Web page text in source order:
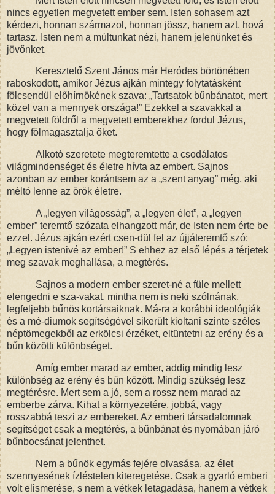
nincs egyetlen megvetett ember sem. Isten sohasem azt
kérdezi, honnan származol, honnan jössz, hanem azt, hová
tartasz. Isten nem a múltunkat nézi, hanem jelenünket és
jövőnket.
Keresztelő Szent János már Heródes börtönében
raboskodott, amikor Jézus ajkán mintegy folytatásként
fölcsendül előhírnökének szava: „Tartsatok bűnbánatot, mert
közel van a mennyek országa!” Ezekkel a szavakkal a
megvetett földről a megvetett emberekhez fordul Jézus,
hogy fölmagasztalja őket.
Alkotó szeretete megteremtette a csodálatos
világmindenséget és életre hívta az embert. Sajnos
azonban az ember korántsem az a „szent anyag” még, aki
méltó lenne az örök életre.
A „legyen világosság”, a „legyen élet”, a „legyen
ember” teremtő szózata elhangzott már, de Isten nem érte be
ezzel. Jézus ajkán ezért csen-dül fel az újjáteremtő szó:
„Legyen istenivé az ember!” S ehhez az első lépés a térjetek
meg szavak meghallása, a megtérés.
Sajnos a modern ember szeret-né a füle mellett
elengedni e sza-vakat, mintha nem is neki szólnának,
legfeljebb bűnös kortársaiknak. Má-ra a korábbi ideológiák
és a mé-diumok segítségével sikerült kioltani szinte széles
néptömegekből az erkölcsi érzéket, eltüntetni az erény és a
bűn közötti különbséget.
Amíg ember marad az ember, addig mindig lesz
különbség az erény és bűn között. Mindig szükség lesz
megtérésre. Mert sem a jó, sem a rossz nem marad az
emberbe zárva. Kihat a környezetére, jobbá, vagy
rosszabbá teszi az embereket. Az emberi társadalomnak
segítséget csak a megtérés, a bűnbánat és nyomában járó
bűnbocsánat jelenthet.
Nem a bűnök egymás fejére olvasása, az élet
szennyesének ízléstelen kiteregetése. Csak a gyarló emberi
volt elismerése, s nem a vétkek letagadása, hanem a vétkek